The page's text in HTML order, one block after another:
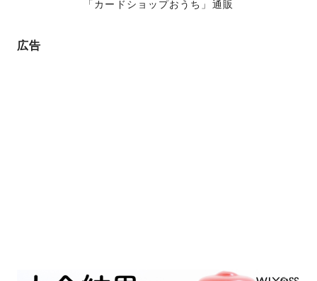
「カードショップおうち」通販
広告